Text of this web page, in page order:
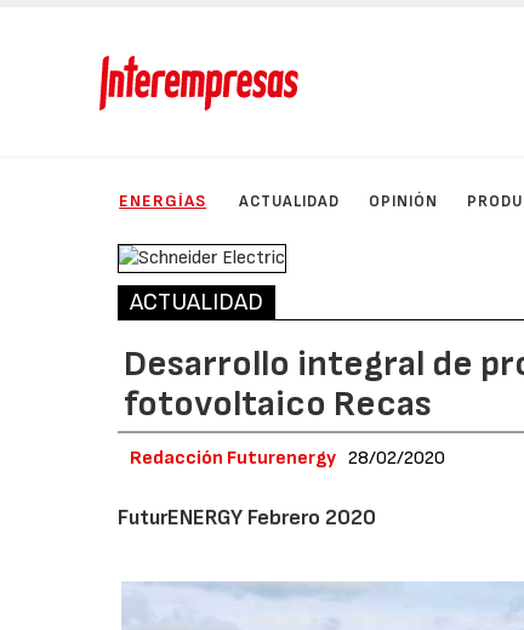
ENERGÍAS ACTUALIDAD OPINIÓN
ACTUALIDAD
Desarrollo integral de
fotovoltaico Recas
Redacción Futurenergy 28/02/2020
FuturENERGY Febrero 2020